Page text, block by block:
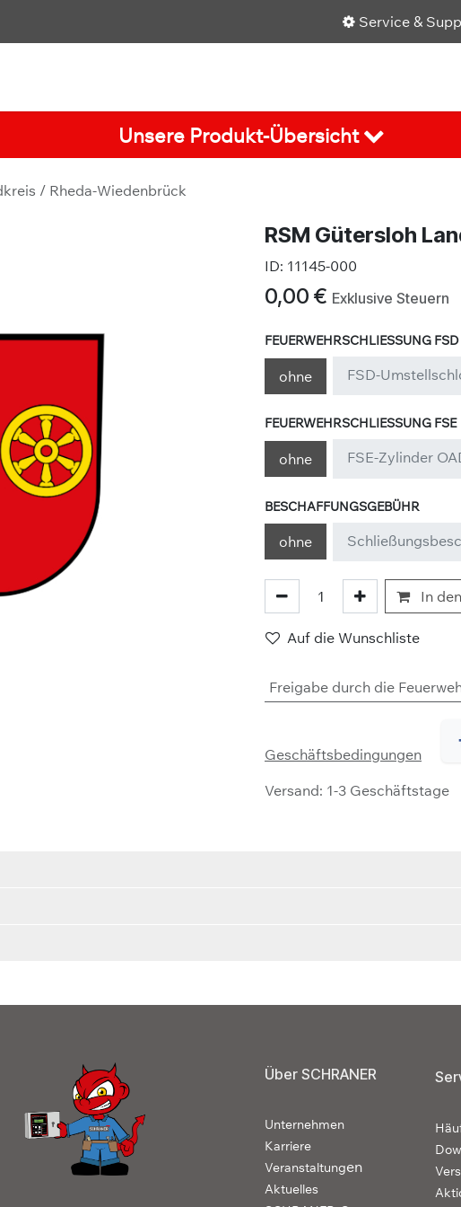
Service &
Unsere Produkt-Übersicht
/ Rheda-Wiedenbrück
RSM Gütersloh
ID: 11145-000
0,00 € Exklusive Steuern
FEUERWEHRSCHLIESSUNG FSD
ohne FSD-
FEUERWEHRSCHLIESSUNG FSE
ohne FSE-Zylinder
BESCHAFFUNGSGEBÜHR
ohne
In
Auf die Wunschliste
Freigabe durch die
Geschäftsbedingungen
Versand: 1-3 Geschäftstage
Über SCHRANER
Unternehmen
Karriere
Veranstaltungen
Aktuelles